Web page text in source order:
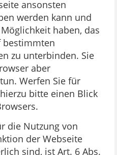
ansonsten
werden kann und
haben, das
bestimmten
zu unterbinden. Sie
aber
Werfen Sie für
bitte einen Blick
die Nutzung von
der Webseite
sind, ist Art. 6 Abs.